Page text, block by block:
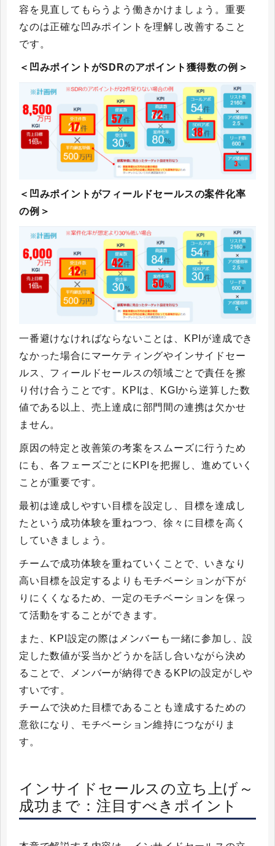
容を見直してもらうよう働きかけましょう。重要
なのは正確な凹みポイントを理解し改善すること
です。
＜凹みポイントがSDRのアポイント獲得数の例＞
＜凹みポイントがフィールドセールスの案件化率
の例＞
一番避けなければならないことは、KPIが達成でき
なかった場合にマーケティングやインサイドセー
ルス、フィールドセールスの領域ごとで責任を擦
り付け合うことです。KPIは、KGIから逆算した数
値である以上、売上達成に部門間の連携は欠かせ
ません。
原因の特定と改善策の考案をスムーズに行うため
にも、各フェーズごとにKPIを把握し、進めていく
ことが重要です。
最初は達成しやすい目標を設定し、目標を達成し
たという成功体験を重ねつつ、徐々に目標を高く
していきましょう。
チームで成功体験を重ねていくことで、いきなり
高い目標を設定するよりもモチベーションが下が
りにくくなるため、一定のモチベーションを保っ
て活動をすることができます。
また、KPI設定の際はメンバーも一緒に参加し、設
定した数値が妥当かどうかを話し合いながら決め
ることで、メンバーが納得できるKPIの設定がしや
すいです。
チームで決めた目標であることも達成するための
意欲になり、モチベーション維持につながりま
す。
インサイドセールスの立ち上げ～
成功まで：注目すべきポイント